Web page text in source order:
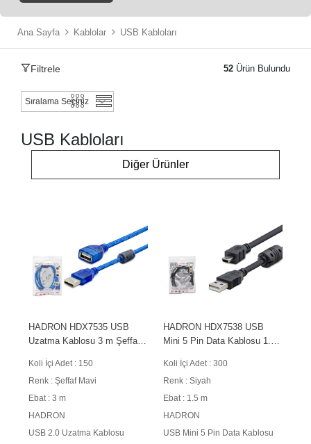
Ana Sayfa Kablolar USB Kabloları
Filtrele 52 Ürün Bulundu
USB Kabloları
Diğer Ürünler
HADRON HDX7535 USB
Uzatma Kablosu 3 m Şeffaf
Koli İçi Adet : 150
Renk : Şeffaf Mavi
Ebat : 3 m
HADRON
USB 2.0 Uzatma Kablosu
HADRON HDX7538 USB
Mini 5 Pin Data Kablosu 1.5
Koli İçi Adet : 300
Renk : Siyah
Ebat : 1.5 m
HADRON
USB Mini 5 Pin Data Kablosu